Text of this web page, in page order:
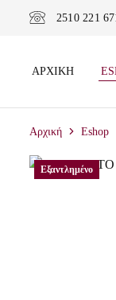
2510 221
ΑΡΧΙΚΉ
Αρχική Eshop
Εξαντλημένο